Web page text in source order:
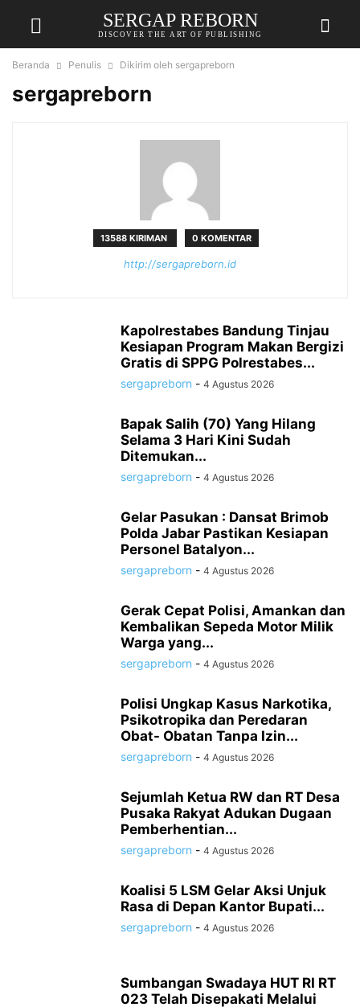
SERGAP REBORN
DISCOVER THE ART OF PUBLISHING
Beranda Penulis Dikirim oleh sergapreborn
sergapreborn
13588 KIRIMAN 0 KOMENTAR
http://sergapreborn.id
Kapolrestabes Bandung Tinjau
Kesiapan Program Makan Bergizi
Gratis di SPPG Polrestabes...
sergapreborn - 4 Agustus 2026
Bapak Salih (70) Yang Hilang
Selama 3 Hari Kini Sudah
Ditemukan...
sergapreborn - 4 Agustus 2026
Gelar Pasukan : Dansat Brimob
Polda Jabar Pastikan Kesiapan
Personel Batalyon...
sergapreborn - 4 Agustus 2026
Gerak Cepat Polisi, Amankan dan
Kembalikan Sepeda Motor Milik
Warga yang...
sergapreborn - 4 Agustus 2026
Polisi Ungkap Kasus Narkotika,
Psikotropika dan Peredaran
Obat- Obatan Tanpa Izin...
sergapreborn - 4 Agustus 2026
Sejumlah Ketua RW dan RT Desa
Pusaka Rakyat Adukan Dugaan
Pemberhentian...
sergapreborn - 4 Agustus 2026
Koalisi 5 LSM Gelar Aksi Unjuk
Rasa di Depan Kantor Bupati...
sergapreborn - 4 Agustus 2026
Sumbangan Swadaya HUT RI RT
023 Telah Disepakati Melalui